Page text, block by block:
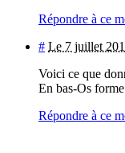
Répondre à ce
# Le 7 juillet
Voici ce que
En bas-Os
Répondre à ce